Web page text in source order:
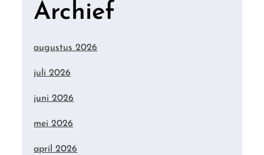
Archief
augustus 2026
juli 2026
juni 2026
mei 2026
april 2026